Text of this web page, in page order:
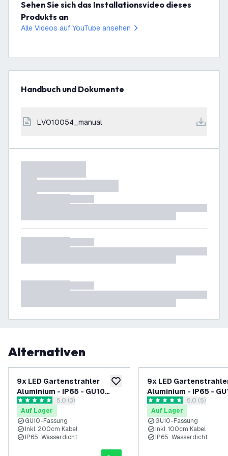
Sehen Sie sich das Installationsvideo dieses
Produkts an
Alle Videos auf YouTube ansehen
Handbuch und Dokumente
LVO10054_manual
Alternativen
zur Wunschliste hinzufügen
9x LED Gartenstrahler
Aluminium - IP65 - GU10
Fassung - 2M Kabel -
Anthrazit
Bewertungsbereich öffnen
5 Bewertungssterne
5.0 (3)
Auf Lager
GU10-Fassung
Inkl. 200cm Kabel
IP65: Wasserdicht
9x LED
Aluminium - IP65 -
Fassung - 1M Kabel -
Schwarz
5 Bewertungssterne
5.0 (5)
Auf Lager
GU10-Fassung
Inkl. 100cm Kabel
IP65: Wasserdicht